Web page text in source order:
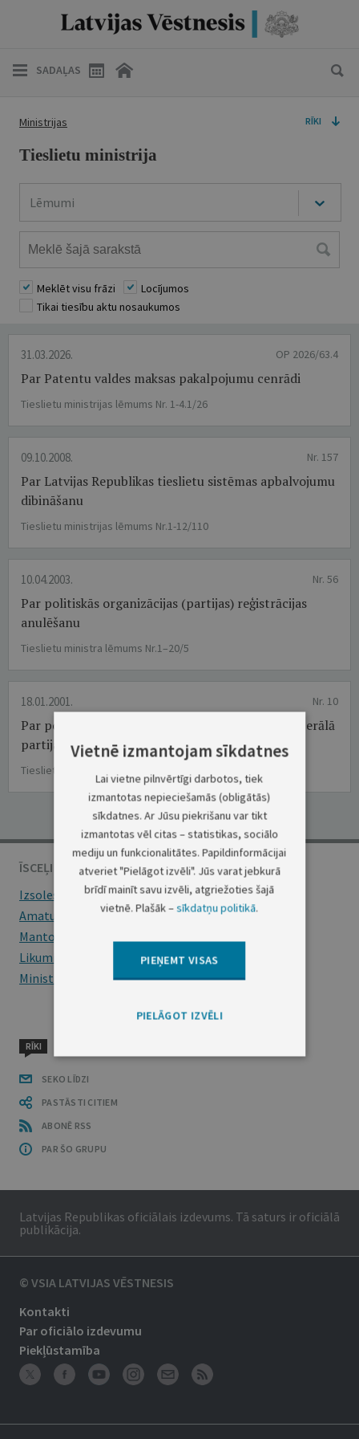
SADAĻAS
Ministrijas RĪKI
Tieslietu ministrija
Lēmumi
Meklēt visu frāzi
Locījumos
Tikai tiesību aktu nosaukumos
31.03.2026. OP 2026/63.4
Par Patentu valdes maksas pakalpojumu cenrādi
Tieslietu ministrijas lēmums Nr. 1-4.1/26
09.10.2008. Nr. 157
Par Latvijas Republikas tieslietu sistēmas apbalvojumu
dibināšanu
Tieslietu ministrijas lēmums Nr.1-12/110
10.04.2003. Nr. 56
Par politiskās organizācijas (partijas) reģistrācijas
anulēšanu
Tieslietu ministra lēmums Nr.1–20/5
18.01.2001. Nr. 10
Par politiskās organizācijas (partijas) "Latvijas Liberālā
partija" reģistrācijas anulēšanu
Tieslietu ministrijas lēmums Nr.1-20/1
ĪSCEĻI
Izsoles
Amatu konkursi
Mantojumu ziņas
Likumi
Ministru kabineta noteikumi
RĪKI
SEKO LĪDZI
PASTĀSTI CITIEM
ABONĒ RSS
PAR ŠO GRUPU
Latvijas Republikas oficiālais izdevums. Tā saturs ir oficiālā
publikācija.
© VSIA LATVIJAS VĒSTNESIS
Kontakti
Par oficiālo izdevumu
Piekļūstamība
Vietnē izmantojam sīkdatnes
Lai vietne pilnvērtīgi darbotos, tiek
izmantotas nepieciešamās (obligātās)
sīkdatnes. Ar Jūsu piekrišanu var tikt
izmantotas vēl citas – statistikas, sociālo
mediju un funkcionalitātes. Papildinformācijai
atveriet "Pielāgot izvēli". Jūs varat jebkurā
brīdī mainīt savu izvēli, atgriežoties šajā
vietnē. Plašāk –sīkdatņu politikā.
PIEŅEMT VISAS
PIELĀGOT IZVĒLI